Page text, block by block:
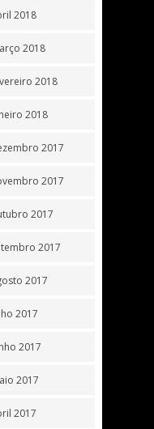
2018
2018
2018
2018
2017
2017
2017
2017
2017
2017
2017
2017
2017